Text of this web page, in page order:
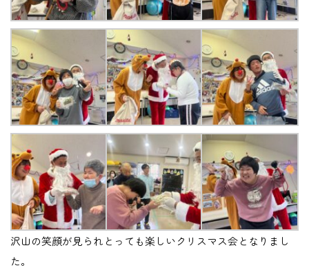
沢山の笑顔が見られとっても楽しいクリスマス会となりまし
た。